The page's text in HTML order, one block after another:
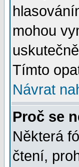
mohou
Tímto
Návrat
Proč se
Některá
čtení,